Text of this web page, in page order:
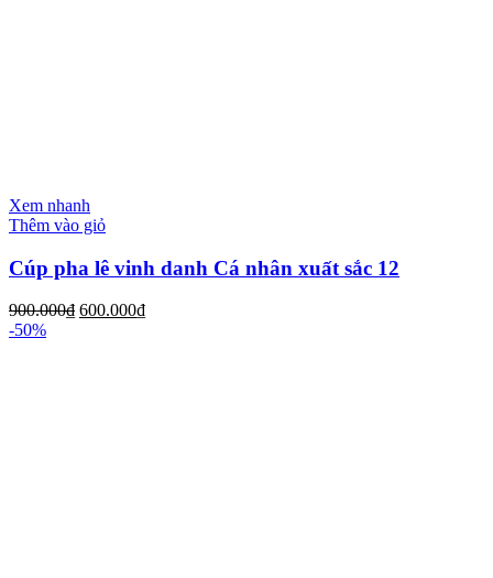
Xem nhanh
Thêm vào giỏ
Cúp pha lê vinh danh Cá nhân xuất sắc 12
900.000₫ 600.000₫
-50%